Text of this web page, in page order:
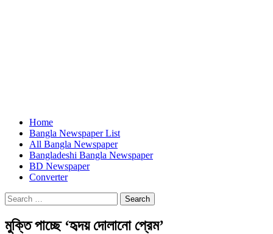
Home
Bangla Newspaper List
All Bangla Newspaper
Bangladeshi Bangla Newspaper
BD Newspaper
Converter
Search
for:
মুক্তি পাচ্ছে ‘হৃদয় দোলানো প্রেম’